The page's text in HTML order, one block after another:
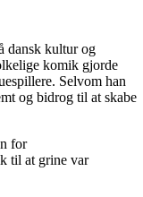
dansk kultur og
komik gjorde
Selvom han
og bidrog til at skabe
for
til at grine var